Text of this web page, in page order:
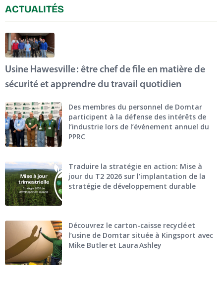
ACTUALITÉS
Usine Hawesville : être chef de file en matière de
sécurité et apprendre du travail quotidien
Des membres du personnel de Domtar
participent à la défense des intérêts de
l’industrie lors de l’événement annuel du
PPRC
Traduire la stratégie en action: Mise à
jour du T2 2026 sur l’implantation de la
stratégie de développement durable
Découvrez le carton-caisse recyclé et
l’usine de Domtar située à Kingsport avec
Mike Butler et Laura Ashley